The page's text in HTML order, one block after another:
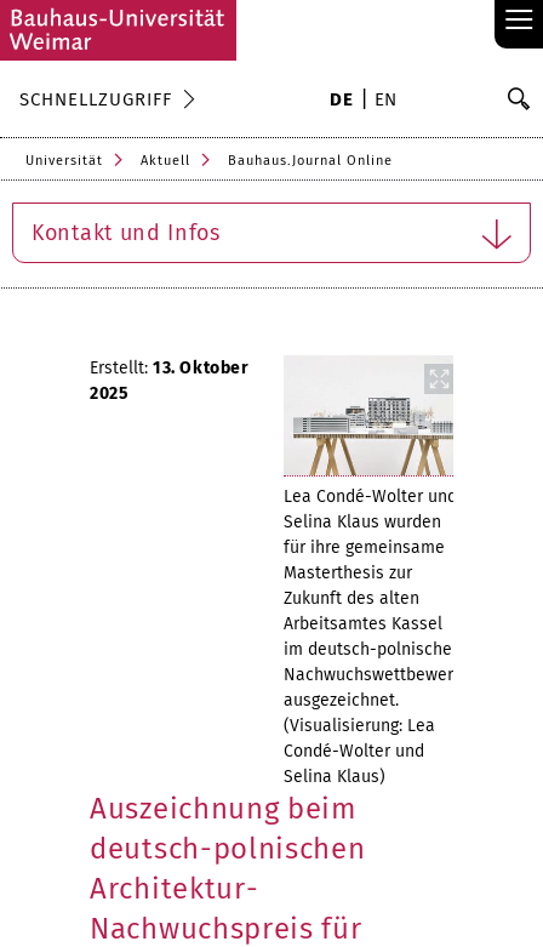
≡
SCHNELLZUGRIFF DE EN
Universität Aktuell Bauhaus.Journal Online
Kontakt und Infos
Lea Condé-Wolter und
Selina Klaus wurden
für ihre gemeinsame
Masterthesis zur
Zukunft des alten
Arbeitsamtes Kassel
im deutsch-polnischen
Nachwuchswettbewerb
ausgezeichnet.
(Visualisierung: Lea
Condé-Wolter und
Selina Klaus)
Erstellt: 13. Oktober
2025
Auszeichnung beim
deutsch-polnischen
Architektur-
Nachwuchspreis für